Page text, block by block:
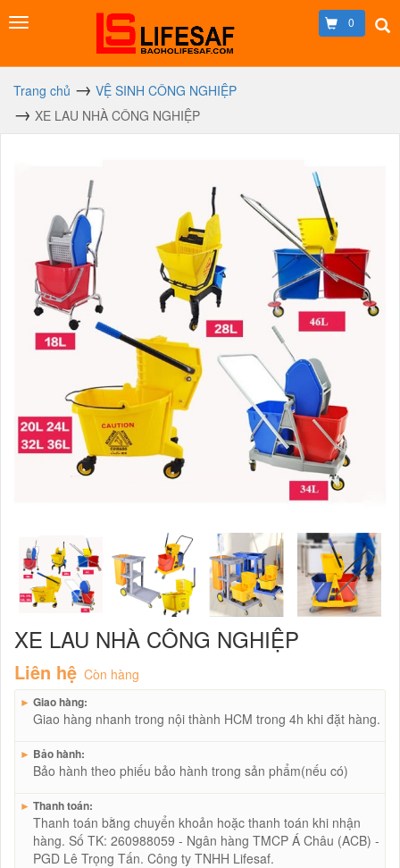
0
Trang chủ
VỆ SINH CÔNG NGHIỆP
XE LAU NHÀ CÔNG NGHIỆP
XE LAU NHÀ CÔNG NGHIỆP
Liên hệ Còn hàng
► Giao hàng:
Giao hàng nhanh trong nội thành HCM trong 4h khi đặt hàng.
► Bảo hành:
Bảo hành theo phiếu bảo hành trong sản phẩm(nếu có)
► Thanh toán:
Thanh toán bằng chuyển khoản hoặc thanh toán khi nhận
hàng. Số TK: 260988059 - Ngân hàng TMCP Á Châu (ACB) -
PGD Lê Trọng Tấn. Công ty TNHH Lifesaf.